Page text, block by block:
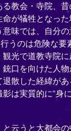
教会・寺院、
が犠牲となっ
味では、自分
うのは危険な要
光で道教寺院
口を向けた人
散した経緯が
は実質的に“身
云うと大都会